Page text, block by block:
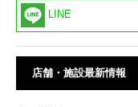
LINE
店舗・施設最新情報